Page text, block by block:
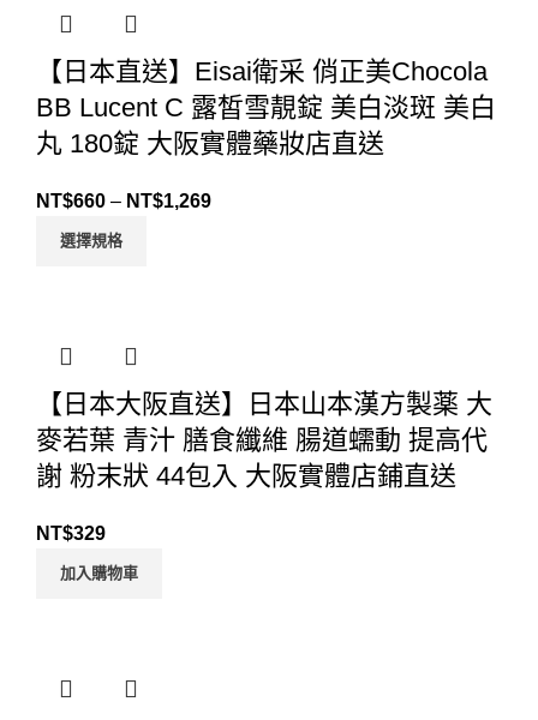
【日本直送】Eisai衛采 俏正美Chocola
BB Lucent C 露皙雪靚錠 美白淡斑 美白
丸 180錠 大阪實體藥妝店直送
NT$660 – NT$1,269
選擇規格
【日本大阪直送】日本山本漢方製薬 大
麥若葉 青汁 膳食纖維 腸道蠕動 提高代
謝 粉末狀 44包入 大阪實體店鋪直送
NT$329
加入購物車